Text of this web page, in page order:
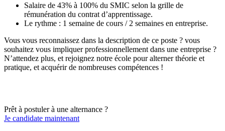
Salaire de 43% à 100% du SMIC selon la grille de
rémunération du contrat d’apprentissage.
Le rythme : 1 semaine de cours / 2 semaines en entreprise.
Vous vous reconnaissez dans la description de ce poste ? vous
souhaitez vous impliquer professionnellement dans une entreprise ?
N’attendez plus, et rejoignez notre école pour alterner théorie et
pratique, et acquérir de nombreuses compétences !
Prêt à postuler à une alternance ?
Je candidate maintenant